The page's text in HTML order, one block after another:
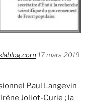
17 mars 2019
Paul Langevin
Joliot-Curie ; la